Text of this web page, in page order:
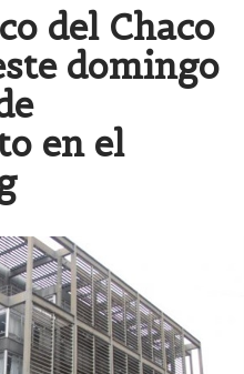
del Chaco
domingo
en el